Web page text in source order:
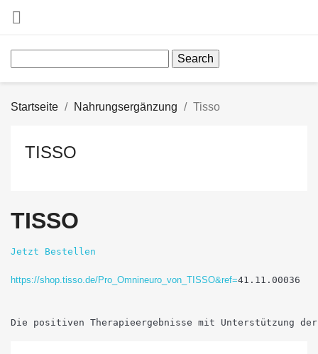

Search
Startseite Nahrungsergänzung Tisso
TISSO
TISSO
Jetzt Bestellen
https://shop.tisso.de/Pro_Omnineuro_von_TISSO&ref=41.11.00036
Die positiven Therapieergebnisse mit Unterstützung